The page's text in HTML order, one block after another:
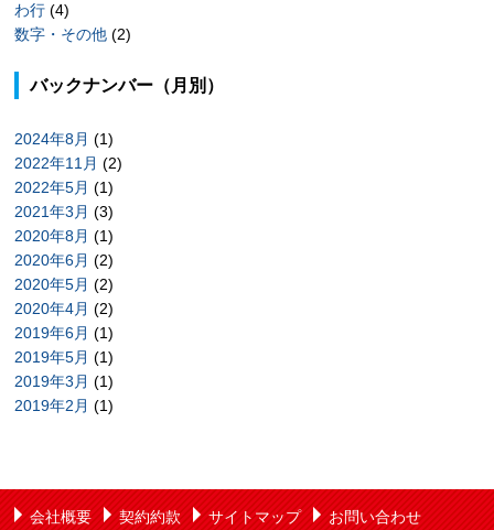
わ行 (4)
数字・その他 (2)
バックナンバー（月別）
2024年8月 (1)
2022年11月 (2)
2022年5月 (1)
2021年3月 (3)
2020年8月 (1)
2020年6月 (2)
2020年5月 (2)
2020年4月 (2)
2019年6月 (1)
2019年5月 (1)
2019年3月 (1)
2019年2月 (1)
会社概要 契約約款 サイトマップ
お問い合わせ